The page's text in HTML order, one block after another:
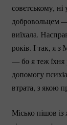
совєтському,
добровольцем
виїхала.
років. І так, я
— бо я теж їхня
допомогу
втрата, з якою
Місько пішов